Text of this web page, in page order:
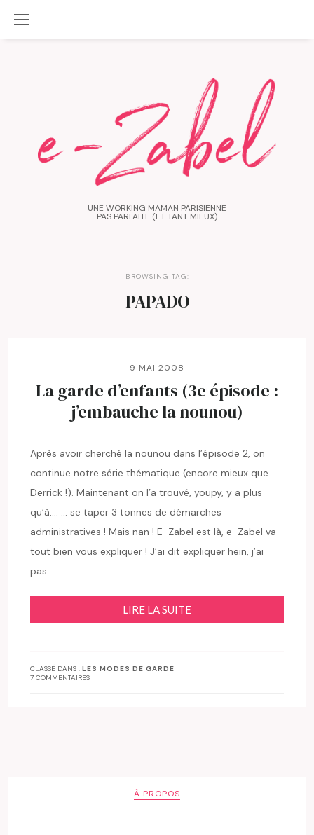
UNE WORKING MAMAN PARISIENNE
PAS PARFAITE (ET TANT MIEUX)
BROWSING TAG:
PAPADO
9 MAI 2008
La garde d’enfants (3e épisode :
j’embauche la nounou)
Après avoir cherché la nounou dans l’épisode 2, on
continue notre série thématique (encore mieux que
Derrick !). Maintenant on l’a trouvé, youpy, y a plus
qu’à…. … se taper 3 tonnes de démarches
administratives ! Mais nan ! E-Zabel est là, e-Zabel va
tout bien vous expliquer ! J’ai dit expliquer hein, j’ai
pas…
LIRE LA SUITE
CLASSÉ DANS :LES MODES DE GARDE
7 COMMENTAIRES
À PROPOS